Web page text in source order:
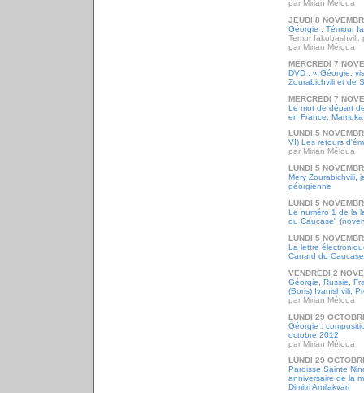
par Mirian Méloua
JEUDI 8
Géorgie : Témour
Temur Iakobashvili,
par Mirian Méloua
MERCREDI 7
DVD : « Géorgie,
Zourabichvili et de
MERCREDI 7
Le mot de départ
en France,
LUNDI 5
VI) Les retours
par Mirian Méloua
LUNDI 5
Mery Zourabichvili,
géorgienne
LUNDI 5
Le numéro 1 de la
du Caucase"
LUNDI 5
La lettre
Canard du
VENDREDI 2
Géorgie, Russie,
(Boris) Ivanishvili,
par Mirian Méloua
LUNDI 29
Géorgie :
octobre 2012
par Mirian Méloua
LUNDI 29
Paroisse Sainte
anniversaire de la
Dimitri Amilakvari